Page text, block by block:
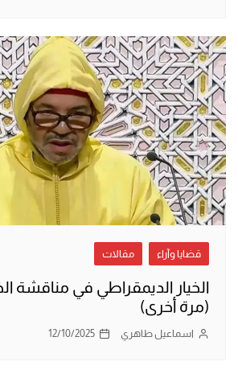
قضايا وآراء مقالات
الخيار الديمقراطي في مناقشة
(مرة أخرى)
اسماعيل طاهري 12/10/2025